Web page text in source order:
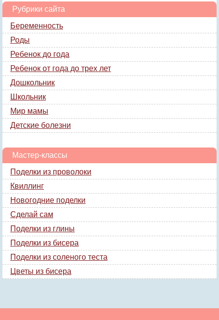
Рубрики сайта
Беременность
Роды
Ребенок до года
Ребенок от года до трех лет
Дошкольник
Школьник
Мир мамы
Детские болезни
Мастер-классы
Поделки из проволоки
Квиллинг
Новогодние поделки
Сделай сам
Поделки из глины
Поделки из бисера
Поделки из соленого теста
Цветы из бисера